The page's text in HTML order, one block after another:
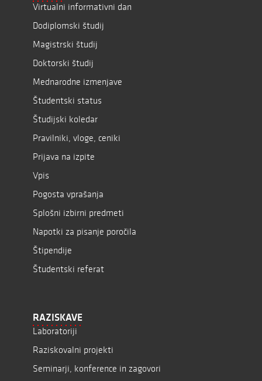
Virtualni informativni dan
Dodiplomski študij
Magistrski študij
Doktorski študij
Mednarodne izmenjave
Študentski status
Študijski koledar
Pravilniki, vloge, ceniki
Prijava na izpite
Vpis
Pogosta vprašanja
Splošni izbirni predmeti
Napotki za pisanje poročila
Štipendije
Študentski referat
RAZISKAVE
Laboratoriji
Raziskovalni projekti
Seminarji, konference in zagovori